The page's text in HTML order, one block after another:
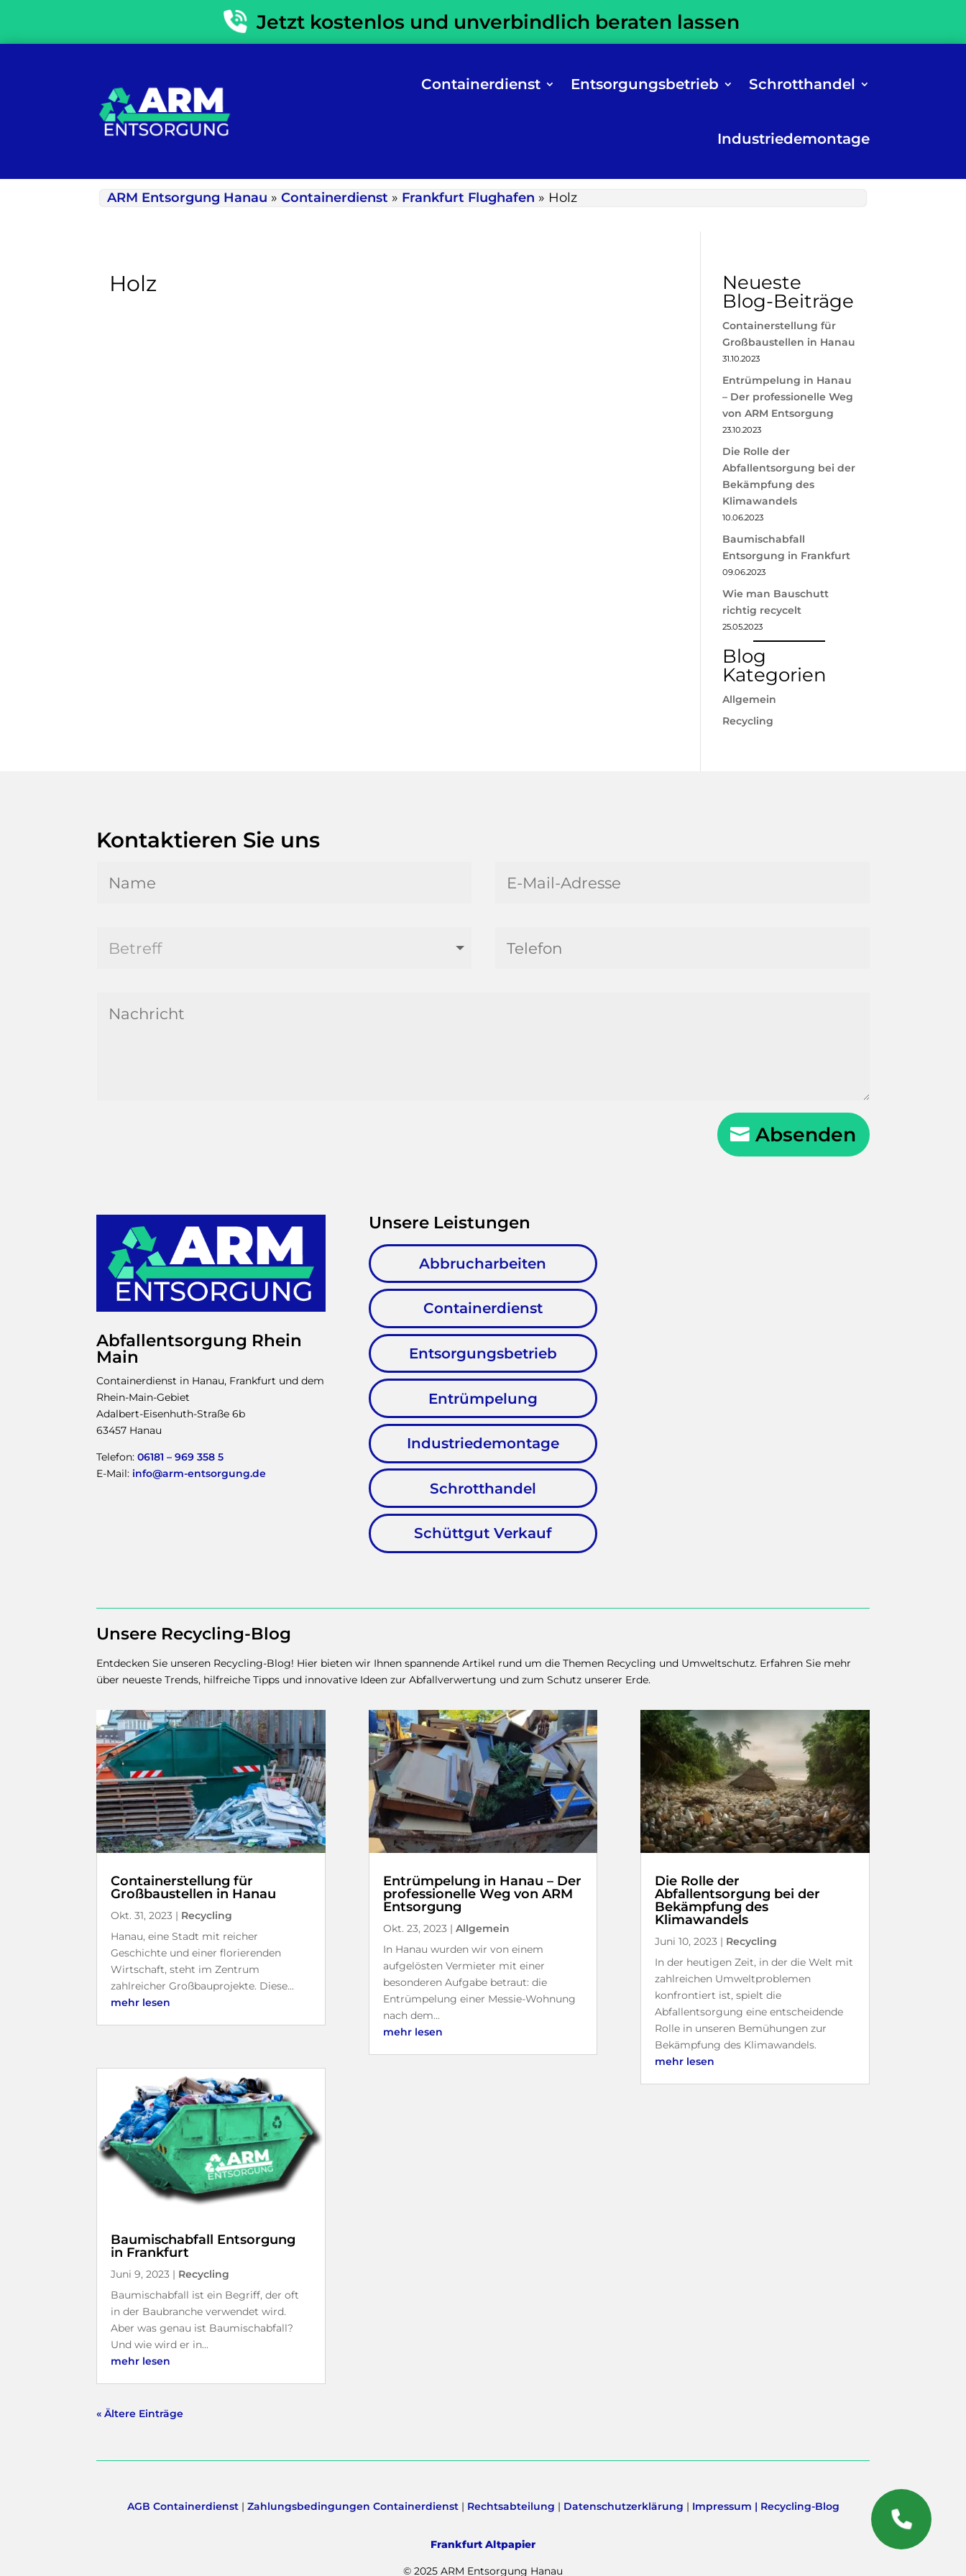
Jetzt kostenlos und unverbindlich beraten lassen
Containerdienst Entsorgungsbetrieb Schrotthandel
Industriedemontage
ARM Entsorgung Hanau »Containerdienst » Frankfurt Flughafen » Holz
Holz
Neueste
Blog-Beiträge
Containerstellung für
Großbaustellen in Hanau
31.10.2023
Entrümpelung in Hanau
– Der professionelle Weg
von ARM Entsorgung
23.10.2023
Die Rolle der
Abfallentsorgung bei der
Bekämpfung des
Klimawandels
10.06.2023
Baumischabfall
Entsorgung in Frankfurt
09.06.2023
Wie man Bauschutt
richtig recycelt
25.05.2023
Blog
Kategorien
Allgemein
Recycling
Kontaktieren Sie uns
Absenden
Abfallentsorgung Rhein
Main
Containerdienst in Hanau, Frankfurt und dem
Rhein-Main-Gebiet
Adalbert-Eisenhuth-Straße 6b
63457 Hanau
Telefon:06181 – 969 358 5
E-Mail: info@arm-entsorgung.de
Unsere Leistungen
Abbrucharbeiten
Containerdienst
Entsorgungsbetrieb
Entrümpelung
Industriedemontage
Schrotthandel
Schüttgut Verkauf
Unsere Recycling-Blog
Entdecken Sie unseren Recycling-Blog! Hier bieten wir Ihnen spannende Artikel rund um die Themen Recycling und Umweltschutz. Erfahren Sie mehr
über neueste Trends, hilfreiche Tipps und innovative Ideen zur Abfallverwertung und zum Schutz unserer Erde.
Containerstellung für
Großbaustellen in Hanau
Okt. 31, 2023 | Recycling
Hanau, eine Stadt mit reicher
Geschichte und einer florierenden
Wirtschaft, steht im Zentrum
zahlreicher Großbauprojekte. Diese...
mehr lesen
Baumischabfall Entsorgung
in Frankfurt
Juni 9, 2023 | Recycling
Baumischabfall ist ein Begriff, der oft
in der Baubranche verwendet wird.
Aber was genau ist Baumischabfall?
Und wie wird er in...
mehr lesen
Entrümpelung in Hanau – Der
professionelle Weg von ARM
Entsorgung
Okt. 23, 2023| Allgemein
In Hanau wurden wir von einem
aufgelösten Vermieter mit einer
besonderen Aufgabe betraut: die
Entrümpelung einer Messie-Wohnung
nach dem...
mehr lesen
Die Rolle der
Abfallentsorgung bei der
Bekämpfung des
Klimawandels
Juni 10, 2023| Recycling
In der heutigen Zeit, in der die Welt mit
zahlreichen Umweltproblemen
konfrontiert ist, spielt die
Abfallentsorgung eine entscheidende
Rolle in unseren Bemühungen zur
Bekämpfung des Klimawandels.
mehr lesen
« Ältere Einträge
AGB Containerdienst| Zahlungsbedingungen Containerdienst| Rechtsabteilung | Datenschutzerklärung | Impressum | Recycling-Blog
Frankfurt Altpapier
© 2025 ARM Entsorgung Hanau
RÜCKRUF
SERVICE